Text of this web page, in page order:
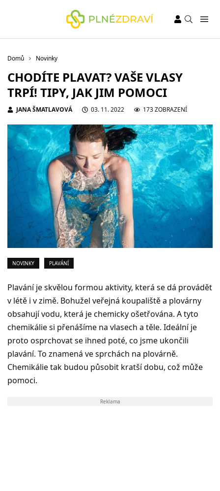
Domů Novinky
CHODÍTE PLAVAT? VAŠE VLASY
TRPÍ! TIPY, JAK JIM POMOCI
JANA ŠMATLAVOVÁ 03. 11. 2022 173 ZOBRAZENÍ
NOVINKY PLAVÁNÍ
Plavání je skvělou formou aktivity, která se dá provádět
v létě i v zimě. Bohužel veřejná koupaliště a plovárny
obsahují vodu, která je chemicky ošetřována. A tyto
chemikálie si přenášíme na vlasech a těle. Ideální je
proto osprchovat se ihned poté, co jsme ukončili
plavání. To znamená ve sprchách na plovárně.
Chemikálie tak budou působit kratší dobu, což může
pomoci.
Reklama